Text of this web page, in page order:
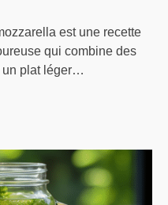
est une recette
qui combine des
un plat léger…